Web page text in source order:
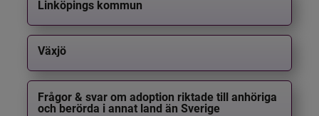
Linköpings kommun
Växjö
Frågor & svar om adoption riktade till anhöriga
och berörda i annat land än Sverige